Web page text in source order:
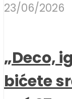
23/06/2026
„Deco,
bićete